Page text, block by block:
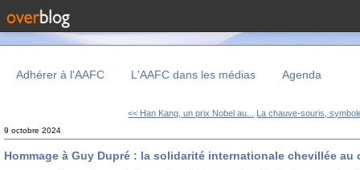
Adhérer à l'AAFC L'AAFC dans les médias Agenda
<< Han Kang, un prix Nobel au... La chauve-souris,
9 octobre 2024
Hommage à Guy Dupré : la solidarité internationale chevillée au